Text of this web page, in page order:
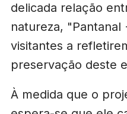
delicada relação
natureza, "Pantanal
visitantes a
preservação deste
À medida que o